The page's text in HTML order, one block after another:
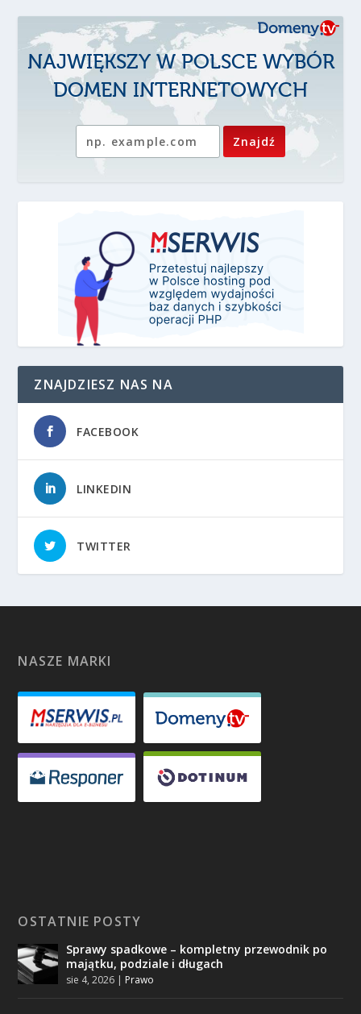
NAJWIĘKSZY W POLSCE WYBÓR
DOMEN INTERNETOWYCH
ZNAJDZIESZ NAS NA
FACEBOOK
LINKEDIN
TWITTER
NASZE MARKI
OSTATNIE POSTY
Sprawy spadkowe – kompletny przewodnik po
majątku, podziale i długach
sie 4, 2026 | Prawo